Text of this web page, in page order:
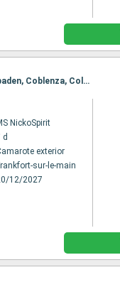
Itinerario : Frankfort-sur-le-main, Mainz, Rudesheim, Ludwigshafen, Estrasburgo, Wiesbaden, Coblenza, Colonia
NickoSpirit
d
exterior
sur-le-main
12/2027